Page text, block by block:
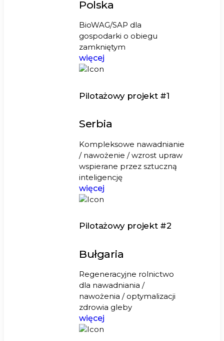
Polska
BioWAG/SAP dla
gospodarki o obiegu
zamkniętym
więcej
Pilotażowy projekt #1
Serbia
Kompleksowe nawadnianie
/ nawożenie / wzrost upraw
wspierane przez sztuczną
inteligencję
więcej
Pilotażowy projekt #2
Bułgaria
Regeneracyjne rolnictwo
dla nawadniania /
nawożenia / optymalizacji
zdrowia gleby
więcej